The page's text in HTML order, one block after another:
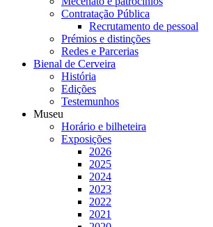
Contratação Pública
Recrutamento de pessoal
Prémios e distinções
Redes e Parcerias
Bienal de Cerveira
História
Edições
Testemunhos
Museu
Horário e bilheteira
Exposições
2026
2025
2024
2023
2022
2021